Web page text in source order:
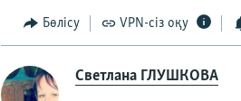
Бөлісу VPN-сіз оқу
Светлана ГЛУШКОВА